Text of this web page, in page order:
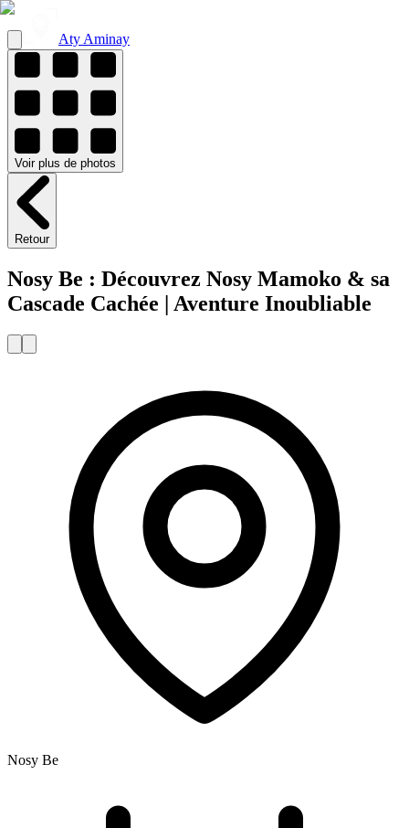
Aty Aminay
Voir plus de photos
Retour
Nosy Be : Découvrez Nosy Mamoko & sa
Cascade Cachée | Aventure Inoubliable
Nosy Be